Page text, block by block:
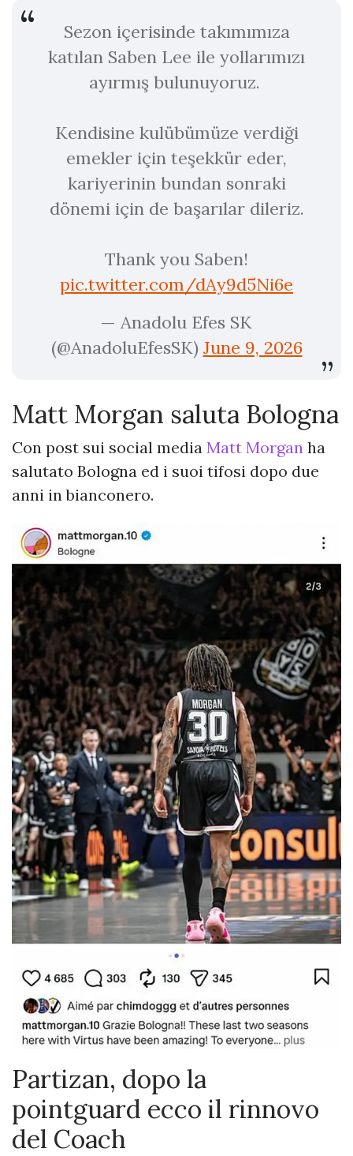
Sezon içerisinde takımımıza
katılan Saben Lee ile yollarımızı
ayırmış bulunuyoruz.
Kendisine kulübümüze verdiği
emekler için teşekkür eder,
kariyerinin bundan sonraki
dönemi için de başarılar dileriz.
Thank you Saben!
pic.twitter.com/dAy9d5Ni6e
— Anadolu Efes SK
(@AnadoluEfesSK) June 9, 2026
Matt Morgan saluta Bologna
Con post sui social media Matt Morgan ha
salutato Bologna ed i suoi tifosi dopo due
anni in bianconero.
Partizan, dopo la
pointguard ecco il rinnovo
del Coach